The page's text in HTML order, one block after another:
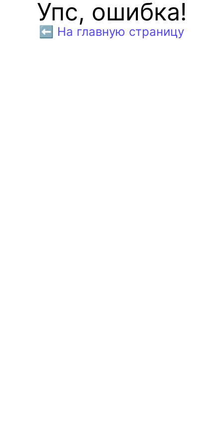
Упс, ошибка!
⬅️ На главную страницу